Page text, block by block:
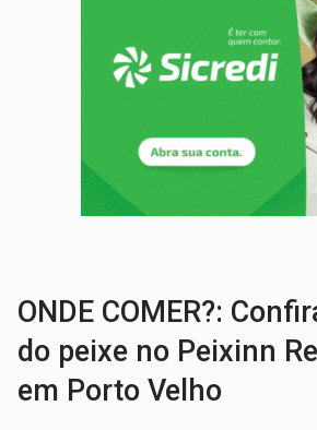
TRIBUNAL DO CRIME:
VÍDEO:Perseguição é registrada
Apostas online
REFLORESTAMENTO:
OVNIS NA LUA: Cientistas
ONDE COMER?:
do peixe no Peixinn
em Porto Velho